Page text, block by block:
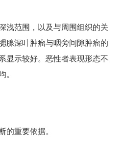
浅范围，以及与周围组织的关
腺深叶肿瘤与咽旁间隙肿瘤的
显示较好。恶性者表现形态不
重要依据。